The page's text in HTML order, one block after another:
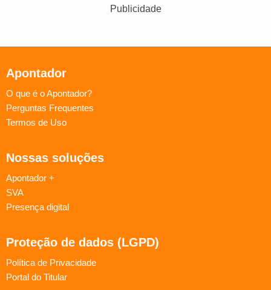
Publicidade
Apontador
O que é o Apontador?
Perguntas Frequentes
Termos de Uso
Nossas soluções
Apontador +
SVA
Presença digital
Proteção de dados (LGPD)
Política de Privacidade
Portal do Titular